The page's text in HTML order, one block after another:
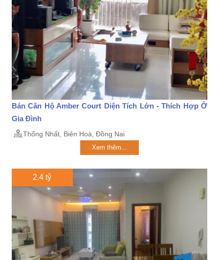
Bán Căn Hộ Amber Court Diện Tích Lớn - Thích Hợp Ở
Gia Đình
Thống Nhất, Biên Hoà, Đồng Nai
Xem thêm...
2.4 tỷ